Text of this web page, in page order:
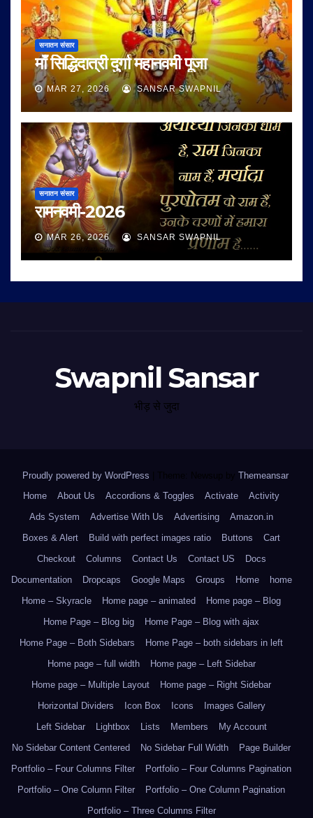
सनातन संसार
माँ सिद्धिदात्री दुर्गा महानवमी पूजा
MAR 27, 2026 SANSAR SWAPNIL
सनातन संसार
रामनवमी-2026
MAR 26, 2026 SANSAR SWAPNIL
Swapnil Sansar
भीड़ से जुदा
Proudly powered by WordPress Theme: Newsup by Themeansar.
Home
About Us Accordions & Toggles Activate
Activity
Ads System
Advertise With Us Advertising
Amazon.in
Boxes & Alert
Build with perfect images ratio Buttons
Cart
Checkout
Columns Contact Us Contact US
Docs
Documentation
Dropcaps Google Maps Groups Home
home
Home – Skyracle
Home page – animated
Home page – Blog
Home Page – Blog big
Home Page – Blog with ajax
Home Page – Both Sidebars
Home Page – both sidebars in left
Home page – full width
Home page – Left Sidebar
Home page – Multiple Layout
Home page – Right Sidebar
Horizontal Dividers
Icon Box Icons
Images Gallery
Left Sidebar
Lightbox Lists Members
My Account
No Sidebar Content Centered
No Sidebar Full Width
Page Builder
Portfolio – Four Columns Filter
Portfolio – Four Columns Pagination
Portfolio – One Column Filter
Portfolio – One Column Pagination
Portfolio – Three Columns Filter